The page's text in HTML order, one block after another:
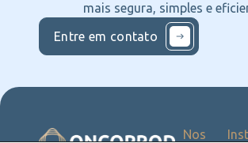
mais segura, simples e
Entre em contato
Nos